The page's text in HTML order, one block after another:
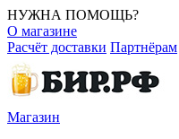
НУЖНА ПОМОЩЬ?
О магазине
Расчёт доставки Партнёрам
Магазин